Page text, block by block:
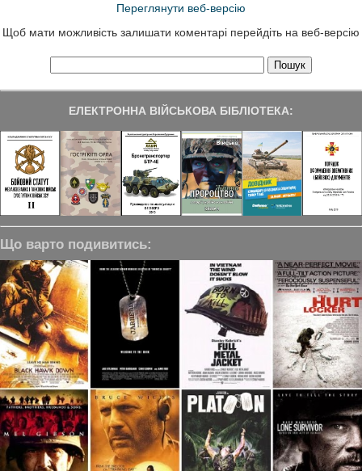
Переглянути веб-версію
Щоб мати можливість залишати коментарі перейдіть на веб-версію
ЕЛЕКТРОННА ВІЙСЬКОВА БІБЛІОТЕКА:
Що варто подивитись: